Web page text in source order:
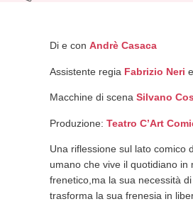
Di e con Andrè Casaca
Assistente regia Fabrizio Neri e
Macchine di scena Silvano
Produzione: Teatro C’Art
Una riflessione sul lato comico
umano che vive il quotidiano in
frenetico,ma la sua necessità
trasforma la sua frenesia in